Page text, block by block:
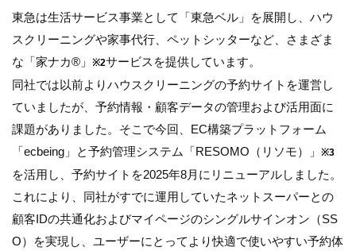
東急は生活サービス事業として「東急ベル」を展開し、ハウ
スクリーニングや家事代行、ペットシッターなど、さまざま
な「家ナカ®」
※2サービスを提供しています。
同社では以前よりハウスクリーニングの予約サイトを運営し
ていましたが、予約情報・顧客データの管理および活用面に
課題がありました。そこで今回、EC構築プラットフォーム
「ecbeing」と予約管理システム「RESOMO（リソモ）」
※3
を活用し、予約サイトを2025年8月にリニューアルしました。
これにより、同社がすでに運用していたネットスーパーとの
顧客IDの共通化およびマイページのシングルサインオン（SS
O）を実現し、ユーザーにとってより快適で使いやすい予約体